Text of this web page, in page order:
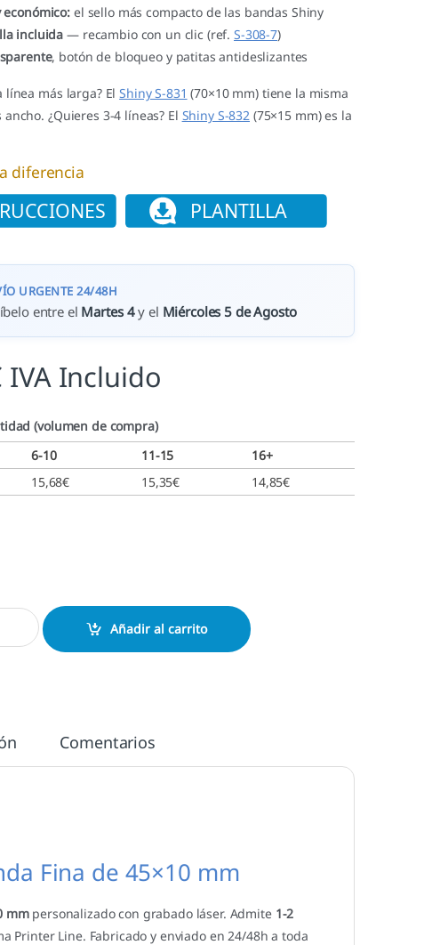
económico: el sello más compacto de las bandas Shiny
incluida — recambio con un clic (ref.S-308-7)
, botón de bloqueo y patitas antideslizantes
línea más larga? ElShiny S-831 (70×10 mm) tiene la misma
¿Quieres 3-4 líneas? El Shiny S-832 (75×15 mm) es la
diferencia
URGENTE 24/48H
entre el Martes 4y el Miércoles 5 de Agosto
IVA Incluido
(volumen de compra)
6-10 11-15
16+
15,68€ 15,35€ 14,85€
Sello Alargado Automático cantidad
Añadir al carrito
Comentarios
Fina de 45×10 mm
mmpersonalizado con grabado láser. Admite 1-2
Printer Line. Fabricado y enviado en 24/48h a toda